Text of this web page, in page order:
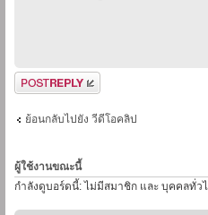
ตอบกระทู้
ย้อนกลับไปยัง วีดีโอคลิป
ผู้ใช้งานขณะนี้
กำลังดูบอร์ดนี้: ไม่มีสมาชิก และ บุคคลทั่ว